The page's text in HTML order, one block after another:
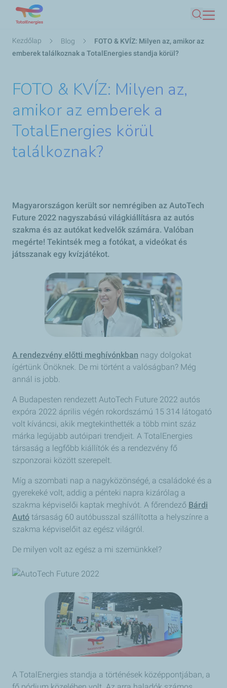
tartalomra
Keresés
Morzsa
Kezdőlap Blog
FOTO & KVÍZ: Milyen az, amikor az
emberek találkoznak a TotalEnergies standja körül?
FOTO & KVÍZ: Milyen az,
amikor az emberek a
TotalEnergies körül
találkoznak?
Magyarországon került sor nemrégiben az AutoTech
Future 2022 nagyszabású világkiállításra az autós
szakma és az autókat kedvelők számára. Valóban
megérte! Tekintsék meg a fotókat, a videókat és
játsszanak egy kvízjátékot.
A rendezvény előtti meghívónkban nagy dolgokat
ígértünk Önöknek. De mi történt a valóságban? Még
annál is jobb.
A Budapesten rendezett AutoTech Future 2022 autós
expóra 2022 április végén rokordszámú 15 314 látogató
volt kíváncsi, akik megtekinthették a több mint száz
márka legújabb autóipari trendjeit. A TotalEnergies
társaság a legfőbb kiállítók és a rendezvény fő
szponzorai között szerepelt.
Míg a szombati nap a nagyközönségé, a családoké és a
gyerekeké volt, addig a pénteki napra kizárólag a
szakma képviselői kaptak meghívót. A főrendező Bárdi
Autó társaság 60 autóbusszal szállította a helyszínre a
szakma képviselőit az egész világról.
De milyen volt az egész a mi szemünkkel?
A TotalEnergies standja a történések középpontjában, a